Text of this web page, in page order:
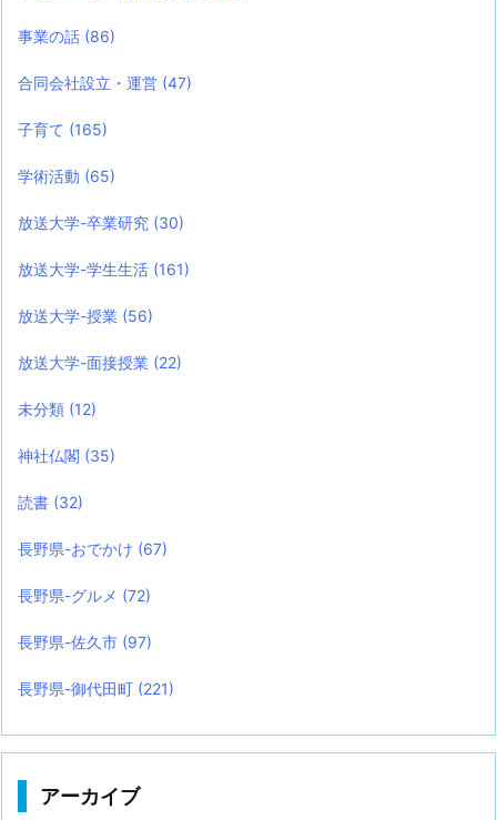
事業の話 (86)
合同会社設立・運営 (47)
子育て (165)
学術活動 (65)
放送大学-卒業研究 (30)
放送大学-学生生活 (161)
放送大学-授業 (56)
放送大学-面接授業 (22)
未分類 (12)
神社仏閣 (35)
読書 (32)
長野県-おでかけ (67)
長野県-グルメ (72)
長野県-佐久市 (97)
長野県-御代田町 (221)
アーカイブ